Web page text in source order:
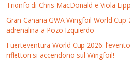
Trionfo di Chris MacDonald e Viola
Gran Canaria GWA Wingfoil World Cup
adrenalina a Pozo Izquierdo
Fuerteventura World Cup 2026:
riflettori si accendono sul Wingfoil!